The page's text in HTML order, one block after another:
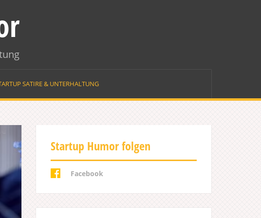
SATIRE & UNTERHALTUNG
Startup Humor folgen
Facebook